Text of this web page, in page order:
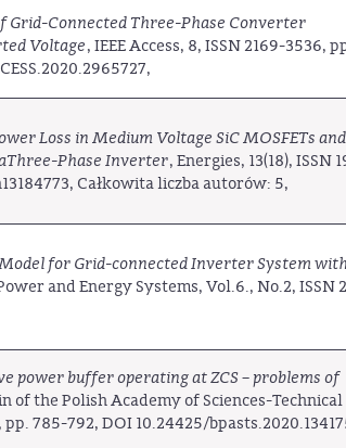
Grid-Connected Three-Phase Converter
Voltage, IEEE Access, 8, ISSN 2169-3536,
Loss in Medium Voltage SiC MOSFETs and
Phase Inverter, Energies, 13(18), ISSN
Całkowita liczba autorów: 5,
for Grid-connected Inverter System with
and Energy Systems, Vol.6., No.2, ISSN
power buffer operating at ZCS – problems of
of the Polish Academy of Sciences-Technical
pp. 785-792, DOI 10.24425/